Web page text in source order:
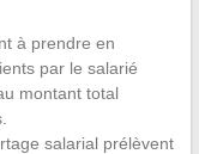
à prendre en
par le salarié
montant total
salarial prélèvent